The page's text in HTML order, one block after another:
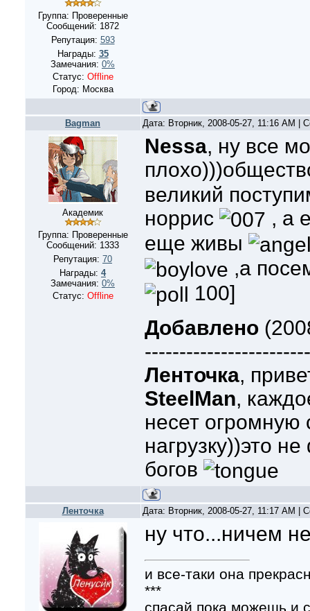
Группа: Проверенные
Сообщений: 1872
Репутация: 593
Награды: 35
Замечания: 0%
Статус: Offline
Город: Москва
Bagman Дата: Вторник, 2008-05-27, 11:16 AM |
Академик
Группа: Проверенные
Сообщений: 1333
Репутация: 70
Награды: 4
Замечания: 0%
Статус: Offline
Nessa, ну все
великий
норрис
, а
еще живы
,а
100]
Добавлено
Ленточка,
SteelMan,
несет
нагрузку))это
богов
Ленточка Дата: Вторник, 2008-05-27, 11:17 AM |
ну что...ничем
и все-таки она
***
спасай,пока можешь,и